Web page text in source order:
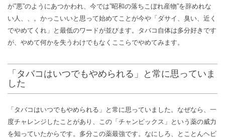
が”悪”のようにあつかわれ、今では”昭和の落ちこぼれ産物”を辞めれな
い人、、。かっこいいと思って始めてことが今や「ダサイ、臭い、近く
でやめてくれ」と最低のワードが並びます。タバコ自体は多分好きです
が、やめて何かを失うわけでもなくここらでやめてみます。
「タバコはいつでもやめられる」と常に思っていま
した
「タバコはいつでもやめられる」と常に思っていました。なぜなら、一
度チャレンジしたことがあり、この「チャンピックス」という薬の威力
を知っていたからです。多分この薬最強です。なにしろ、とことんヘビ